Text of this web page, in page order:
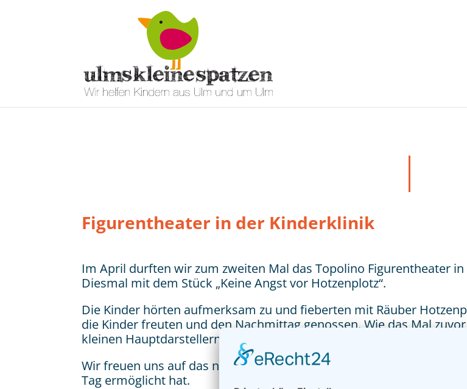
Figurentheater in der Kinderklinik
Im April durften wir zum zweiten Mal das Topolino Figurentheater
Diesmal mit dem Stück „Keine Angst vor Hotzenplotz“.
Die Kinder hörten aufmerksam zu und fieberten mit Räuber
die Kinder freuten und den Nachmittag genossen. Wie das Mal
kleinen Hauptdarstellern noch Tschüss sagen.
Wir freuen uns auf das nächste Mal und bedanken uns
Tag ermöglicht hat.